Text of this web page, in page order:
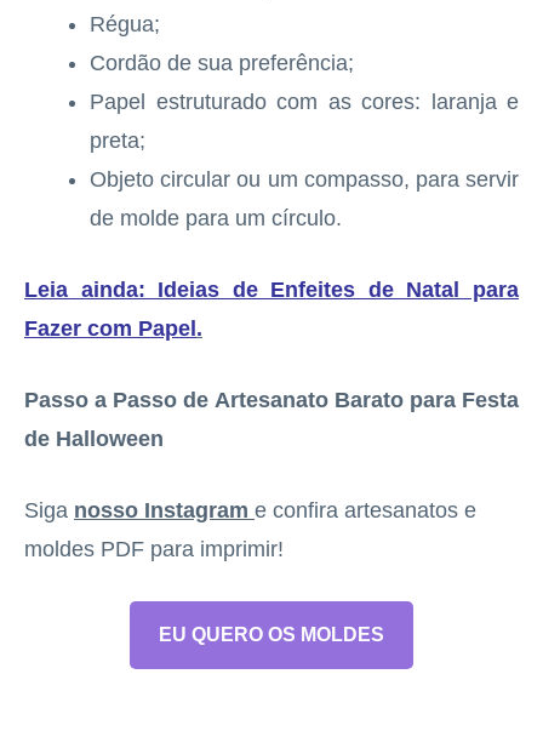
Régua;
Cordão de sua preferência;
Papel estruturado com as cores: laranja e
preta;
Objeto circular ou um compasso, para servir
de molde para um círculo.
Leia ainda: Ideias de Enfeites de Natal para
Fazer com Papel .
Passo a Passo de Artesanato Barato para Festa
de Halloween
Siga nosso Instagram e confira artesanatos e
moldes PDF para imprimir!
EU QUERO OS MOLDES